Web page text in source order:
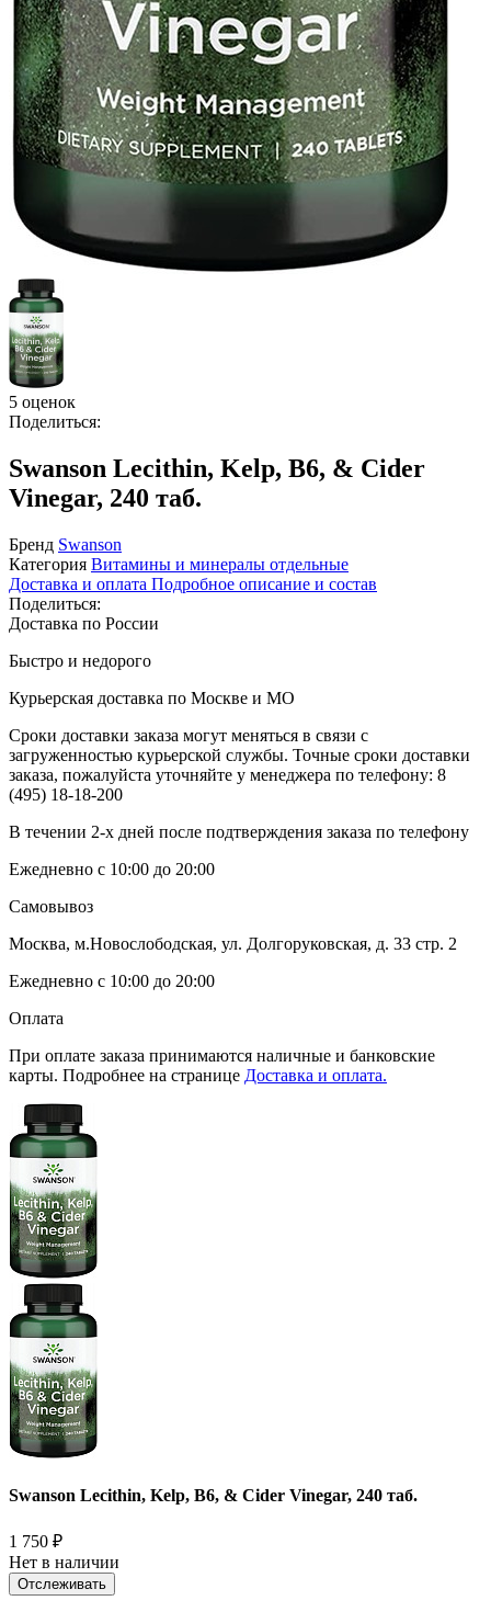
5 оценок
Поделиться:
Swanson Lecithin, Kelp, B6, & Cider
Vinegar, 240 таб.
Бренд Swanson
Категория Витамины и минералы отдельные
Доставка и оплата Подробное описание и состав
Поделиться:
Доставка по России
Быстро и недорого
Курьерская доставка по Москве и МО
Сроки доставки заказа могут меняться в связи с
загруженностью курьерской службы. Точные сроки доставки
заказа, пожалуйста уточняйте у менеджера по телефону: 8
(495) 18-18-200
В течении 2-х дней после подтверждения заказа по телефону
Ежедневно с 10:00 до 20:00
Самовывоз
Москва, м.Новослободская, ул. Долгоруковская, д. 33 стр. 2
Ежедневно с 10:00 до 20:00
Оплата
При оплате заказа принимаются наличные и банковские
карты. Подробнее на странице Доставка и оплата.
Swanson Lecithin, Kelp, B6, & Cider Vinegar, 240 таб.
1 750 ₽
Нет в наличии
Отслеживать